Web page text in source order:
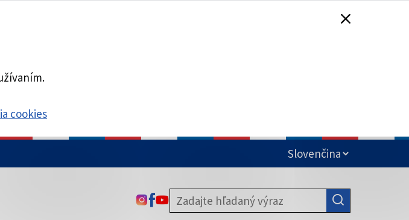
cookies
Táto stránka je zabezpečená
ODKAZ SA OTVORÍ NA NOVEJ KARTE
ODKAZ SA OTVORÍ NA NOVEJ KARTE
ODKAZ SA OTVORÍ NA NOVEJ KARTE